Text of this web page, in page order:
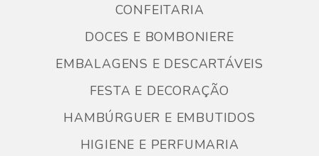
CONFEITARIA
DOCES E BOMBONIERE
EMBALAGENS E DESCARTÁVEIS
FESTA E DECORAÇÃO
HAMBÚRGUER E EMBUTIDOS
HIGIENE E PERFUMARIA